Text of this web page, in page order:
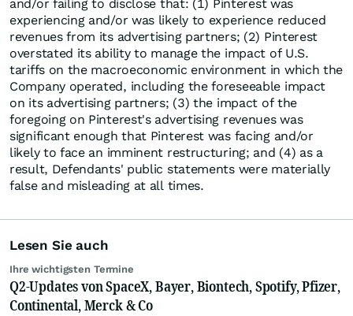
and/or failing to disclose that: (1) Pinterest was
experiencing and/or was likely to experience reduced
revenues from its advertising partners; (2) Pinterest
overstated its ability to manage the impact of U.S.
tariffs on the macroeconomic environment in which the
Company operated, including the foreseeable impact
on its advertising partners; (3) the impact of the
foregoing on Pinterest's advertising revenues was
significant enough that Pinterest was facing and/or
likely to face an imminent restructuring; and (4) as a
result, Defendants' public statements were materially
false and misleading at all times.
Lesen Sie auch
Ihre wichtigsten Termine
Q2-Updates von SpaceX, Bayer, Biontech, Spotify, Pfizer,
Continental, Merck & Co